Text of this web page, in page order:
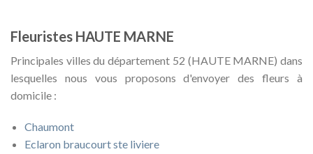
Fleuristes HAUTE MARNE
Principales villes du département 52 (HAUTE MARNE) dans
lesquelles nous vous proposons d'envoyer des fleurs à
domicile :
Chaumont
Eclaron braucourt ste liviere